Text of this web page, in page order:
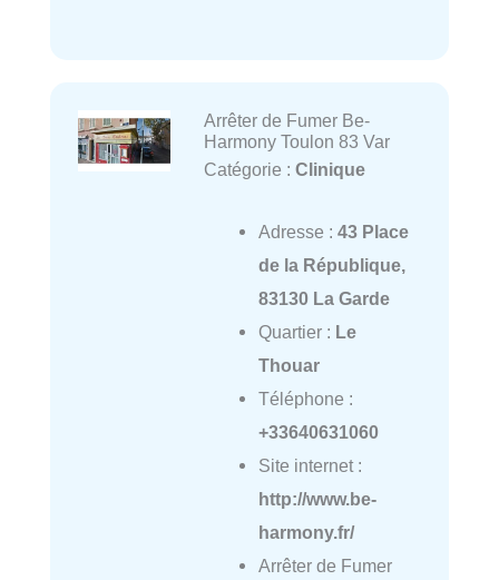
Arrêter de Fumer Be-
Harmony Toulon 83 Var
Catégorie : Clinique
Adresse : 43 Place
de la République,
83130 La Garde
Quartier : Le
Thouar
Téléphone :
+33640631060
Site internet :
http://www.be-
harmony.fr/
Arrêter de Fumer